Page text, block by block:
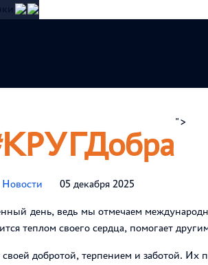
">
Новости 05 декабря 2025
день, ведь мы отмечаем
теплом своего сердца, помогает
добротой, терпением и заботой. Их